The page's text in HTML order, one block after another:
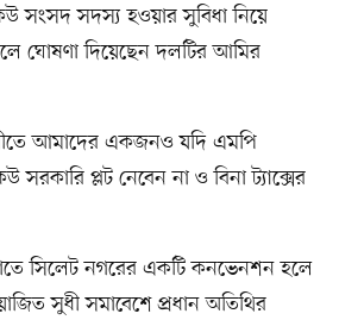
সংসদ সদস্য হওয়ার সুবিধা নিয়ে
ঘোষণা দিয়েছেন দলটির আমির
আমাদের একজনও যদি এমপি
সরকারি প্লট নেবেন না ও বিনা ট্যাক্সের
সিলেট নগরের একটি কনভেনশন হলে
সুধী সমাবেশে প্রধান অতিথির